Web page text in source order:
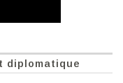
diplomatique